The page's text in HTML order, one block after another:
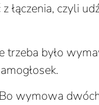
łączenia, czyli
trzeba było
wymowa